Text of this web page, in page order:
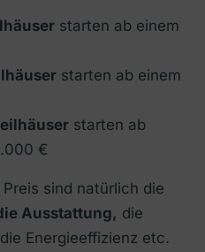
starten ab einem
starten ab einem
starten ab
€
sind natürlich die
Ausstattung, die
Energieeffizienz etc.